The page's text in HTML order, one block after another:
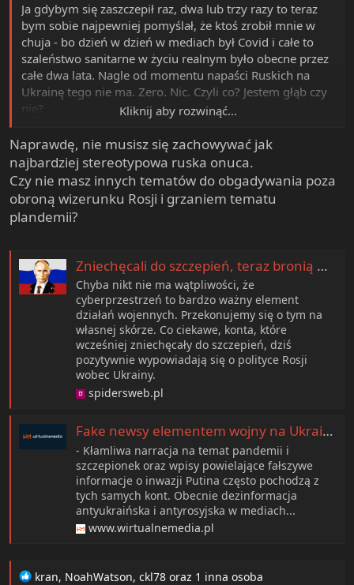
Ja gdybym się zaszczepił raz, dwa lub trzy razy to teraz
bym sobie najpewniej pomyślał, że ktoś zrobił mnie w
chuja - bo dzień w dzień w mediach był Covid i całe to
szaleństwo sanitarne w życiu realnym było obecne przez
całe dwa lata. Nagle od momentu napaści Ruskich na
Ukrainę tego nie ma. Zero. Nic. Czyli co? Jestem głąb czy
nie?
nad tym zastanawiać. Ale zaszczepieni z forum
przykładowo - wszystko gra?
Kliknij aby rozwinąć...
Naprawdę, nie musisz się zachowywać jak
najbardziej stereotypowa ruska onuca.
Czy nie masz innych tematów do obgadywania poza
obroną wizerunku Rosji i grzaniem tematu
plandemii?
Zniechęcali do szczepień, teraz bronią Moskwy i hejtują Ukrainę. Fala prorosyjskich trolli zalewa internet
Chyba nikt nie ma wątpliwości, że
cyberprzestrzeń to bardzo ważny element
działań wojennych. Przekonujemy się o tym na
własnej skórze. Co ciekawe, konta, które
wcześniej zniechęcały do szczepień, dziś
pozytywnie wypowiadają się o polityce Rosji
wobec Ukrainy.
spidersweb.pl
Fake newsy elementem wojny na Ukrainie. Kinga Klich z Demagoga: "nawet duże agencje prasowe się mylą"
- Kłamliwa narracja na temat pandemii i
szczepionek oraz wpisy powielające fałszywe
informacje o inwazji Putina często pochodzą z
tych samych kont. Obecnie dezinformacja
antyukraińska i antyrosyjska w mediach...
www.wirtualnemedia.pl
R
kran, NoahWatson, ckl78 oraz 1 inna osoba